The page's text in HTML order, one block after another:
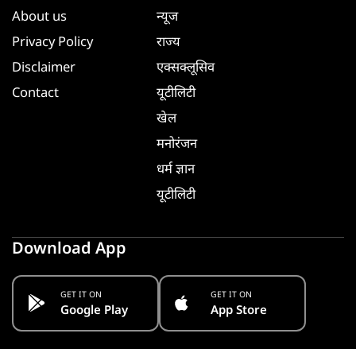
About us
Privacy Policy
Disclaimer
Contact
न्यूज
राज्य
एक्सक्लूसिव
यूटीलिटी
खेल
मनोरंजन
धर्म ज्ञान
यूटीलिटी
Download App
GET IT ON
Google Play
GET IT ON
App Store